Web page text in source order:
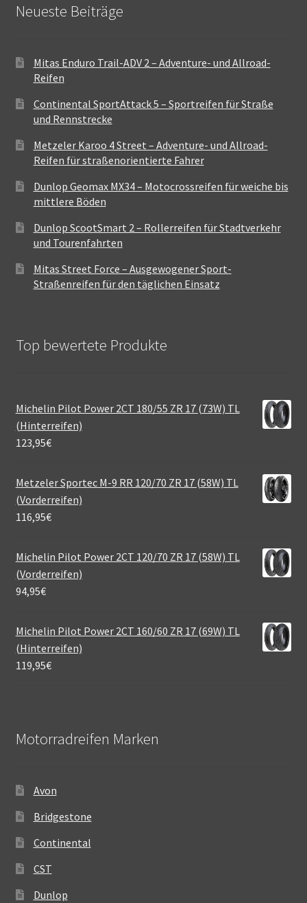
Neueste Beiträge
Mitas Enduro Trail-ADV 2 – Adventure- und Allroad-
Reifen
Continental SportAttack 5 – Sportreifen für Straße
und Rennstrecke
Metzeler Karoo 4 Street – Adventure- und Allroad-
Reifen für straßenorientierte Fahrer
Dunlop Geomax MX34 – Motocrossreifen für weiche bis
mittlere Böden
Dunlop ScootSmart 2 – Rollerreifen für Stadtverkehr
und Tourenfahrten
Mitas Street Force – Ausgewogener Sport-
Straßenreifen für den täglichen Einsatz
Top bewertete Produkte
Michelin Pilot Power 2CT 180/55 ZR 17 (73W) TL
(Hinterreifen)
123,95€
Metzeler Sportec M-9 RR 120/70 ZR 17 (58W) TL
(Vorderreifen)
116,95€
Michelin Pilot Power 2CT 120/70 ZR 17 (58W) TL
(Vorderreifen)
94,95€
Michelin Pilot Power 2CT 160/60 ZR 17 (69W) TL
(Hinterreifen)
119,95€
Motorradreifen Marken
Avon
Bridgestone
Continental
CST
Dunlop